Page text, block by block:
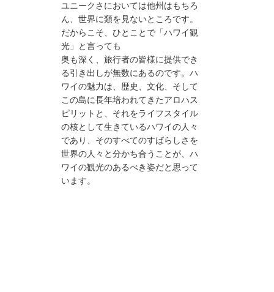
ユニークさにおいては他州はもちろ
ん、世界に類を見ないところです。
だからこそ、ひとことで「ハワイ観
光」と言っても
奥も深く、旅行者の皆様に提供でき
る引き出しが無数にあるのです。ハ
ワイの魅力は、歴史、文化、そして
この島に長年培われてきたアロハス
ピリットと、それをライフスタイル
の核として生きているハワイの人々
であり、そのすべてのすばらしさを
世界の人々と分かち合うことが、ハ
ワイの観光のあるべき姿だと思って
います。